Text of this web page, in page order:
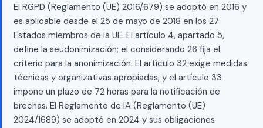
El RGPD (Reglamento (UE) 2016/679) se adoptó en 2016 y
es aplicable desde el 25 de mayo de 2018 en los 27
Estados miembros de la UE. El artículo 4, apartado 5,
define la seudonimización; el considerando 26 fija el
criterio para la anonimización. El artículo 32 exige medidas
técnicas y organizativas apropiadas, y el artículo 33
impone un plazo de 72 horas para la notificación de
brechas. El Reglamento de IA (Reglamento (UE)
2024/1689) se adoptó en 2024 y sus obligaciones